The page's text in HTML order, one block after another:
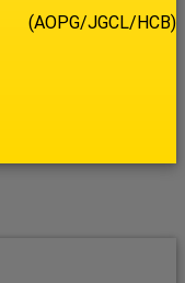
(AOPG/JGCL/HCB)